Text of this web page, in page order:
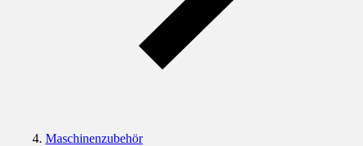
Maschinenzubehör